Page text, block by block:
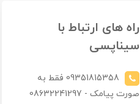
راه های ارتباط با
سیناپسی
09351815358 فقط به
صورت پیامک - 08632241297